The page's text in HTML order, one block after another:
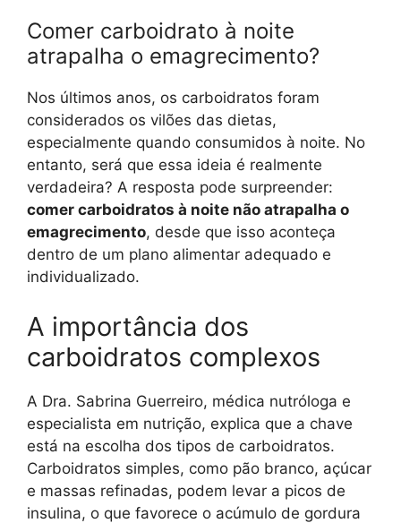
Comer carboidrato à noite
atrapalha o emagrecimento?
Nos últimos anos, os carboidratos foram
considerados os vilões das dietas,
especialmente quando consumidos à noite. No
entanto, será que essa ideia é realmente
verdadeira? A resposta pode surpreender:
comer carboidratos à noite não atrapalha o
emagrecimento, desde que isso aconteça
dentro de um plano alimentar adequado e
individualizado.
A importância dos
carboidratos complexos
A Dra. Sabrina Guerreiro, médica nutróloga e
especialista em nutrição, explica que a chave
está na escolha dos tipos de carboidratos.
Carboidratos simples, como pão branco, açúcar
e massas refinadas, podem levar a picos de
insulina, o que favorece o acúmulo de gordura